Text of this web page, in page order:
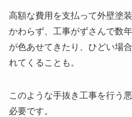
高額な費用を支払って外壁塗
かわらず、工事がずさんで数
が色あせてきたり、ひどい場
れてくることも。
このような手抜き工事を行う
必要です。